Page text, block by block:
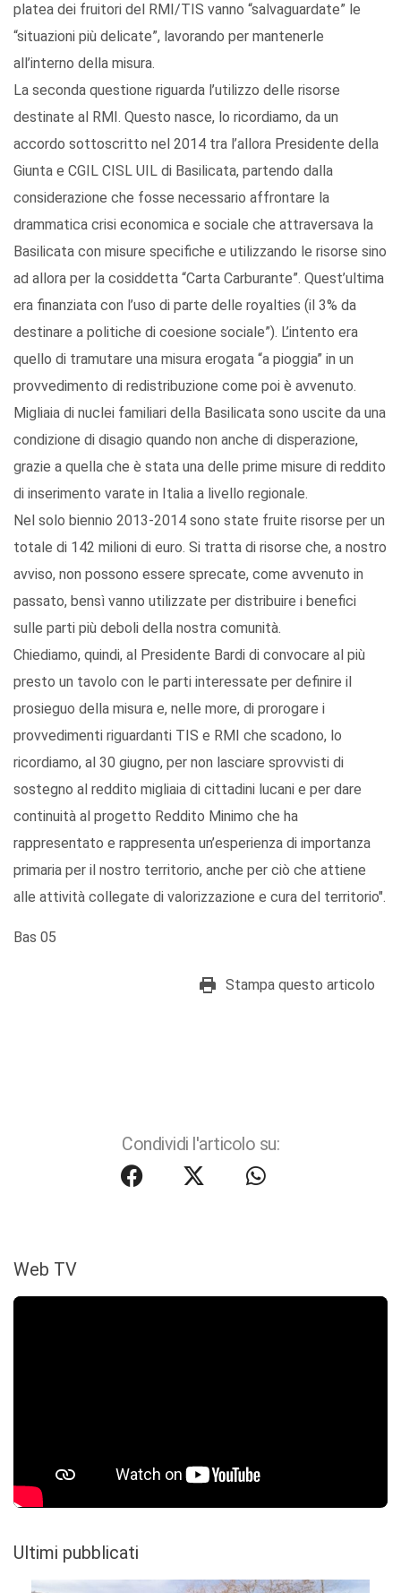
platea dei fruitori del RMI/TIS vanno “salvaguardate” le
“situazioni più delicate”, lavorando per mantenerle
all’interno della misura.
La seconda questione riguarda l’utilizzo delle risorse
destinate al RMI. Questo nasce, lo ricordiamo, da un
accordo sottoscritto nel 2014 tra l’allora Presidente della
Giunta e CGIL CISL UIL di Basilicata, partendo dalla
considerazione che fosse necessario affrontare la
drammatica crisi economica e sociale che attraversava la
Basilicata con misure specifiche e utilizzando le risorse sino
ad allora per la cosiddetta “Carta Carburante”. Quest’ultima
era finanziata con l’uso di parte delle royalties (il 3% da
destinare a politiche di coesione sociale”). L’intento era
quello di tramutare una misura erogata “a pioggia” in un
provvedimento di redistribuzione come poi è avvenuto.
Migliaia di nuclei familiari della Basilicata sono uscite da una
condizione di disagio quando non anche di disperazione,
grazie a quella che è stata una delle prime misure di reddito
di inserimento varate in Italia a livello regionale.
Nel solo biennio 2013-2014 sono state fruite risorse per un
totale di 142 milioni di euro. Si tratta di risorse che, a nostro
avviso, non possono essere sprecate, come avvenuto in
passato, bensì vanno utilizzate per distribuire i benefici
sulle parti più deboli della nostra comunità.
Chiediamo, quindi, al Presidente Bardi di convocare al più
presto un tavolo con le parti interessate per definire il
prosieguo della misura e, nelle more, di prorogare i
provvedimenti riguardanti TIS e RMI che scadono, lo
ricordiamo, al 30 giugno, per non lasciare sprovvisti di
sostegno al reddito migliaia di cittadini lucani e per dare
continuità al progetto Reddito Minimo che ha
rappresentato e rappresenta un’esperienza di importanza
primaria per il nostro territorio, anche per ciò che attiene
alle attività collegate di valorizzazione e cura del territorio".
Bas 05
Stampa questo articolo
Condividi l'articolo su:
Web TV
Ultimi pubblicati